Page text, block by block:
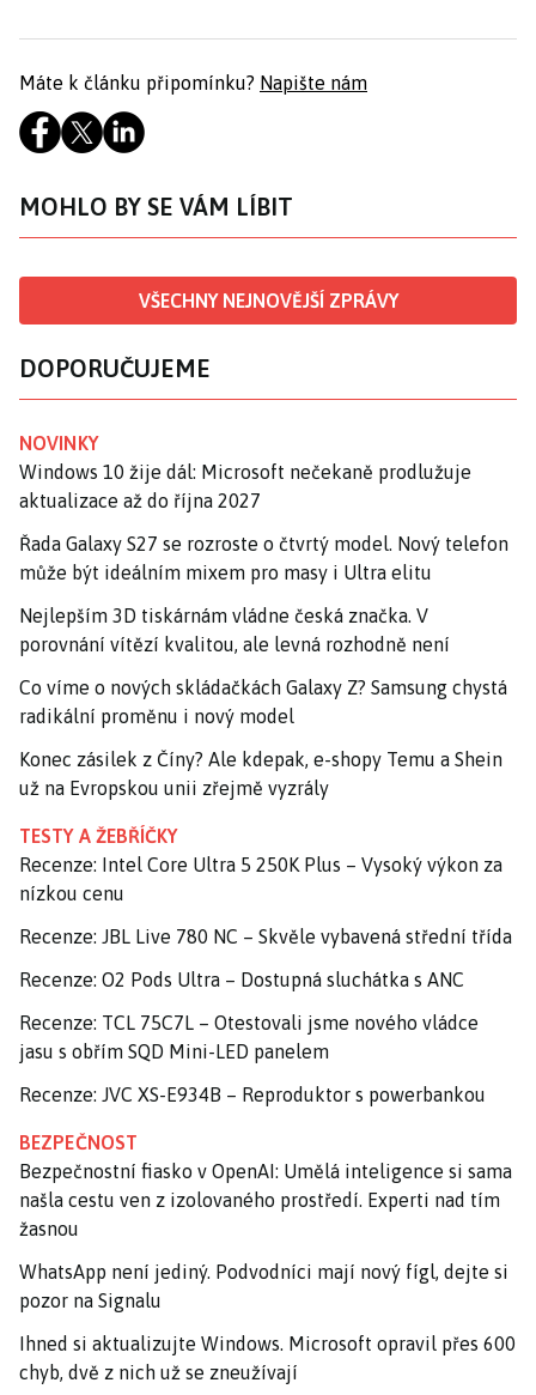
Máte k článku připomínku? Napište nám
MOHLO BY SE VÁM LÍBIT
VŠECHNY NEJNOVĚJŠÍ ZPRÁVY
DOPORUČUJEME
NOVINKY
Windows 10 žije dál: Microsoft nečekaně prodlužuje
aktualizace až do října 2027
Řada Galaxy S27 se rozroste o čtvrtý model. Nový telefon
může být ideálním mixem pro masy i Ultra elitu
Nejlepším 3D tiskárnám vládne česká značka. V
porovnání vítězí kvalitou, ale levná rozhodně není
Co víme o nových skládačkách Galaxy Z? Samsung chystá
radikální proměnu i nový model
Konec zásilek z Číny? Ale kdepak, e-shopy Temu a Shein
už na Evropskou unii zřejmě vyzrály
TESTY A ŽEBŘÍČKY
Recenze: Intel Core Ultra 5 250K Plus – Vysoký výkon za
nízkou cenu
Recenze: JBL Live 780 NC – Skvěle vybavená střední třída
Recenze: O2 Pods Ultra – Dostupná sluchátka s ANC
Recenze: TCL 75C7L – Otestovali jsme nového vládce
jasu s obřím SQD Mini-LED panelem
Recenze: JVC XS-E934B – Reproduktor s powerbankou
BEZPEČNOST
Bezpečnostní fiasko v OpenAI: Umělá inteligence si sama
našla cestu ven z izolovaného prostředí. Experti nad tím
žasnou
WhatsApp není jediný. Podvodníci mají nový fígl, dejte si
pozor na Signalu
Ihned si aktualizujte Windows. Microsoft opravil přes 600
chyb, dvě z nich už se zneužívají